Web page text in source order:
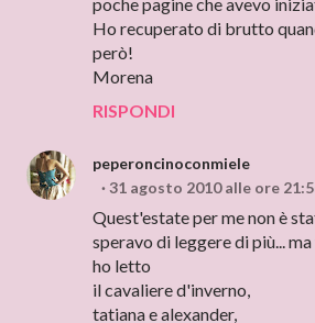
Ho recuperato di brutto
però!
Morena
RISPONDI
peperoncinoconmiele
31 agosto 2010 alle ore
Quest'estate per me non è
speravo di leggere di più...
ho letto
il cavaliere d'inverno,
tatiana e alexander,